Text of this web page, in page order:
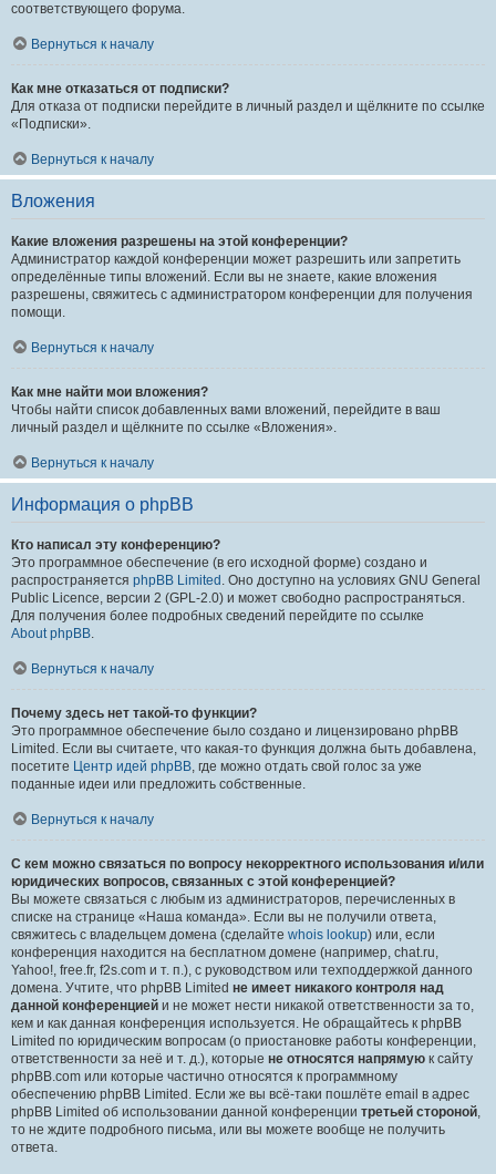
соответствующего форума.
Вернуться к началу
Как мне отказаться от подписки?
Для отказа от подписки перейдите в личный раздел и щёлкните по ссылке
«Подписки».
Вернуться к началу
Вложения
Какие вложения разрешены на этой конференции?
Администратор каждой конференции может разрешить или запретить
определённые типы вложений. Если вы не знаете, какие вложения
разрешены, свяжитесь с администратором конференции для получения
помощи.
Вернуться к началу
Как мне найти мои вложения?
Чтобы найти список добавленных вами вложений, перейдите в ваш
личный раздел и щёлкните по ссылке «Вложения».
Вернуться к началу
Информация о phpBB
Кто написал эту конференцию?
Это программное обеспечение (в его исходной форме) создано и
распространяется phpBB Limited . Оно доступно на условиях GNU General
Public Licence, версии 2 (GPL-2.0) и может свободно распространяться.
Для получения более подробных сведений перейдите по ссылке
About phpBB.
Вернуться к началу
Почему здесь нет такой-то функции?
Это программное обеспечение было создано и лицензировано phpBB
Limited. Если вы считаете, что какая-то функция должна быть добавлена,
посетите Центр идей phpBB, где можно отдать свой голос за уже
поданные идеи или предложить собственные.
Вернуться к началу
С кем можно связаться по вопросу некорректного использования и/или
юридических вопросов, связанных с этой конференцией?
Вы можете связаться с любым из администраторов, перечисленных в
списке на странице «Наша команда». Если вы не получили ответа,
свяжитесь с владельцем домена (сделайте whois lookup) или, если
конференция находится на бесплатном домене (например, chat.ru,
Yahoo!, free.fr, f2s.com и т. п.), с руководством или техподдержкой данного
домена. Учтите, что phpBB Limited не имеет никакого контроля над
данной конференцией и не может нести никакой ответственности за то,
кем и как данная конференция используется. Не обращайтесь к phpBB
Limited по юридическим вопросам (о приостановке работы конференции,
ответственности за неё и т. д.), которые не относятся напрямую к сайту
phpBB.com или которые частично относятся к программному
обеспечению phpBB Limited. Если же вы всё-таки пошлёте email в адрес
phpBB Limited об использовании данной конференции третьей стороной,
то не ждите подробного письма, или вы можете вообще не получить
ответа.